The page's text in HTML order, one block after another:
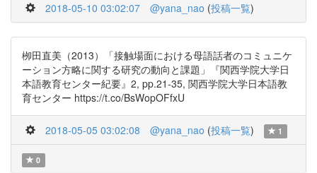
2018-05-10 03:02:07 @yana_nao (投稿一覧)
栁田直美（2013）「接触場面における母語話者のコミュニケ
ーション方略に関する研究の動向と課題」『関西学院大学日
本語教育センター紀要』2, pp.21-35, 関西学院大学日本語教
育センター https://t.co/BsWopOFfxU
2018-05-05 03:02:08 @yana_nao (投稿一覧) 1
0